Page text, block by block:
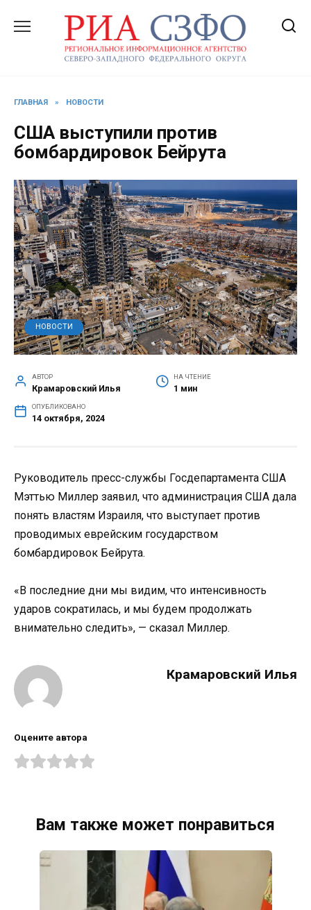
содержанию
ГЛАВНАЯ » НОВОСТИ
США выступили против
бомбардировок Бейрута
НОВОСТИ
АВТОР
Крамаровский Илья
НА ЧТЕНИЕ
1 мин
ОПУБЛИКОВАНО
14 октября, 2024
Руководитель пресс-службы Госдепартамента США
Мэттью Миллер заявил, что администрация США дала
понять властям Израиля, что выступает против
проводимых еврейским государством
бомбардировок Бейрута.
«В последние дни мы видим, что интенсивность
ударов сократилась, и мы будем продолжать
внимательно следить», — сказал Миллер.
Крамаровский Илья
Оцените автора
Вам также может понравиться